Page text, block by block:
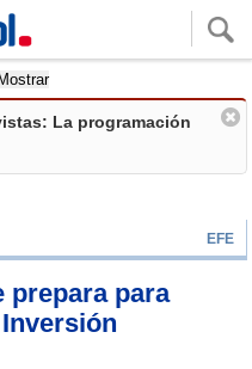
Mostrar
La programación
EFE
prepara para